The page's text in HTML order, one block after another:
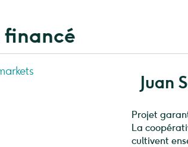
Juan
Projet
La
cultivent